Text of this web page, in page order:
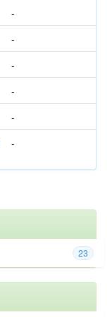
-
-
-
-
-
-
23